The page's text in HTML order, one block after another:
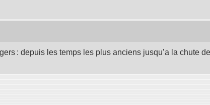
: depuis les temps les plus anciens jusqu’a la chute de